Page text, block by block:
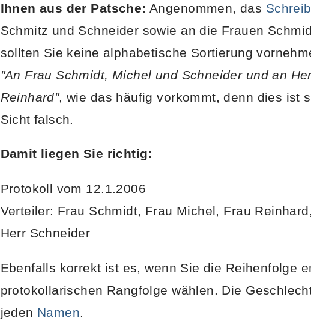
Ihnen aus der Patsche: Angenommen, das
Schmitz und Schneider sowie an die Frauen
sollten Sie keine alphabetische Sortierung
"An Frau Schmidt, Michel und Schneider und an
Reinhard", wie das häufig vorkommt, denn dies ist
Sicht falsch.
Damit liegen Sie richtig:
Protokoll vom 12.1.2006
Verteiler: Frau Schmidt, Frau Michel, Frau
Herr Schneider
Ebenfalls korrekt ist es, wenn Sie die Reihenfolge
protokollarischen Rangfolge wählen. Die
jeden Namen.